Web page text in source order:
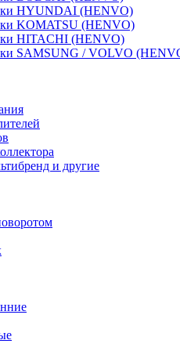
HYUNDAI (HENVO)
KOMATSU (HENVO)
HITACHI (HENVO)
SAMSUNG / VOLVO
и другие